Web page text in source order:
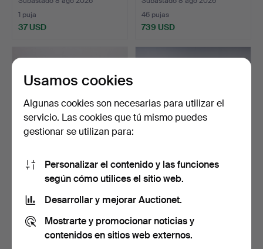
1 puja
37 USD
46 pujas
739 USD
BUTACA GIRATORIA,
"Coventry", Jotex.
Subastado 8 ago 2026
159 USD
CHARLES & RAY EAMES.
Subastado 8 ago 2026
226 USD
Usamos cookies
Algunas cookies son necesarias para utilizar el
servicio. Las cookies que tú mismo puedes
gestionar se utilizan para:
Personalizar el contenido y las funciones
según cómo utilices el sitio web.
Desarrollar y mejorar Auctionet.
Mostrarte y promocionar noticias y
contenidos en sitios web externos.